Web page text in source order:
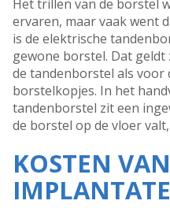
Het trillen van de borstel
ervaren, maar vaak went
is de elektrische
gewone borstel. Dat geldt
de tandenborstel als voor
borstelkopjes. In het
tandenborstel zit een
de borstel op de vloer
KOSTEN VAN